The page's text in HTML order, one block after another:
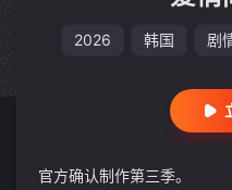
2026 韩国 剧
官方确认制作第三季。